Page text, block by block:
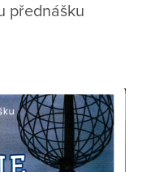
přednášku